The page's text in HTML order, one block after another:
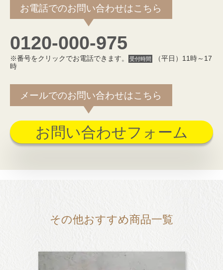
お電話でのお問い合わせはこちら
0120-000-975
※番号をクリックでお電話できます。 受付時間
（平日）11時～17
時
メールでのお問い合わせはこちら
お問い合わせフォーム
その他おすすめ商品一覧